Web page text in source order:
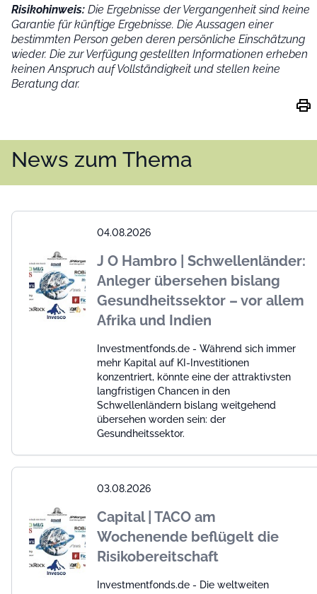
Risikohinweis: Die Ergebnisse der Vergangenheit sind keine
Garantie für künftige Ergebnisse. Die Aussagen einer
bestimmten Person geben deren persönliche Einschätzung
wieder. Die zur Verfügung gestellten Informationen erheben
keinen Anspruch auf Vollständigkeit und stellen keine
Beratung dar.
print
News zum Thema
04.08.2026
J O Hambro | Schwellenländer:
Anleger übersehen bislang
Gesundheitssektor – vor allem
Afrika und Indien
Investmentfonds.de - Während sich immer
mehr Kapital auf KI-Investitionen
konzentriert, könnte eine der attraktivsten
langfristigen Chancen in den
Schwellenländern bislang weitgehend
übersehen worden sein: der
Gesundheitssektor.
03.08.2026
Capital | TACO am
Wochenende beflügelt die
Risikobereitschaft
Investmentfonds.de - Die weltweiten